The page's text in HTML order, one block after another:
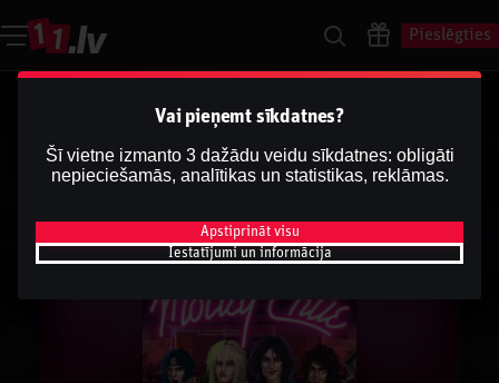
Pieslēgties
Vai pieņemt sīkdatnes?
Šī vietne izmanto 3 dažādu veidu sīkdatnes: obligāti
nepieciešamās, analītikas un statistikas, reklāmas.
Apstiprināt visu
Iestatījumi un informācija